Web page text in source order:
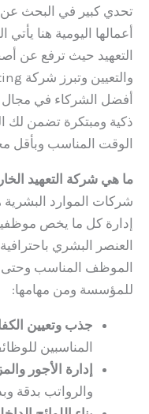
تحدي كبير في البحث عن
أعمالها اليومية هنا
التعهيد حيث ترفع عن
أفضل الشركاء في مجال
ذكية ومبتكرة تضمن
الوقت المناسب وبأقل
ما هي شركة التعهيد
شركات الموارد
إدارة كل ما يخص
العنصر البشري
الموظف المناسب وحتى
للمؤسسة ومن مهامها:
جذب وتعيين
المناسبين
إدارة الأجور
والرواتب بدقة